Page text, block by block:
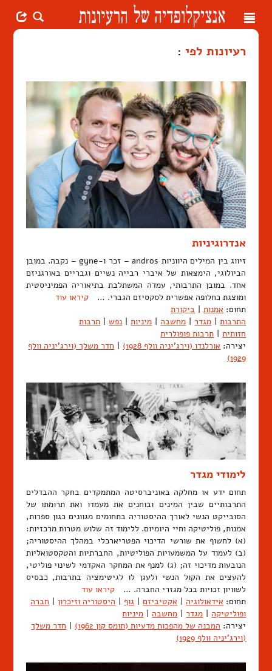
Toggle
רעיונות לפי :
אנדרוגיניות
זיווג בין המילים היווניות andros – זכר ו-gyne – נקבה. במובן
הביולוגי, הימצאות של איברי רבייה נשיים וגבריים באורגניזם
אחד. במובן התרבותי, עמדה המשתלבת בתיאוריה הפמיניסטית
ומוצגת כחלופה אפשרית לסקסיזם הגברי. … קיראו עוד
תחום: אמנות | ביקורת
התרבות | מגדר | מחשבה | מיניות | נפש | תרבות
חזותית | תרבות פופולרית
יצירה: אורלנדו (וירג'יניה וולף 1928) | חדר משלך (וירג'יניה וולף
1929)
לימודי מגדר
תחום ידע או מחלקה באוניברסיטה המתמקדים בחקר ההבדלים
התרבותיים שבין המינים ובוחנים את מעמדו ואת תרומתו של
הסובייקט הנשי לאורך ההיסטוריה בתחומים מגוונים כגון ספרות,
אמנות, פוליטיקה וחיי היומיום. ללימוד זה שלוש מטרות מרכזיות:
(א) לחשוף את שורשי הדיכוי הפטריארכלי במהלך ההיסטוריה;
(ב) לעמוד על המשמעויות הפוליטיות, החברתיות והטקסטואליות
הנובעות מדיכוי זה; (ג) למנף את המחקר האקדמי לשינוי פוליטי,
להעצים את הקול הנשי ולעגן לו לגיטימציה בתרבות, כבסיס
לשוויון זכויות בכל מגזרי החברה. … קיראו עוד
תחום: אידאולוגיה | אקטיביזם | גוף | היסטוריה וזיכרון | חברה
ופוליטיקה | מגדר | מחשבה | מיניות
יצירה: המבנה של מהפכות מדעיות (תומס קון 1962) | חדר משלך
(וירג'יניה וולף 1929)